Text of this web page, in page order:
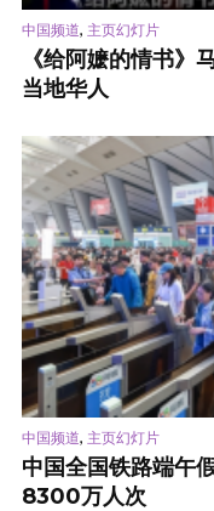
中国频道, 主页幻灯片
《给阿嬷的情书》
当地华人
中国频道, 主页幻灯片
中国全国铁路端午
8300万人次